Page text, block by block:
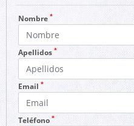
Nombre *
Apellidos *
Email *
Teléfono *